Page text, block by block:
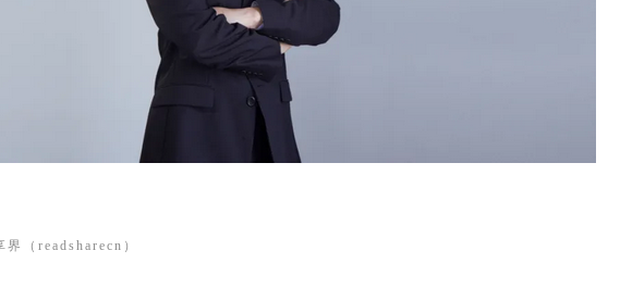
（readsharecn）